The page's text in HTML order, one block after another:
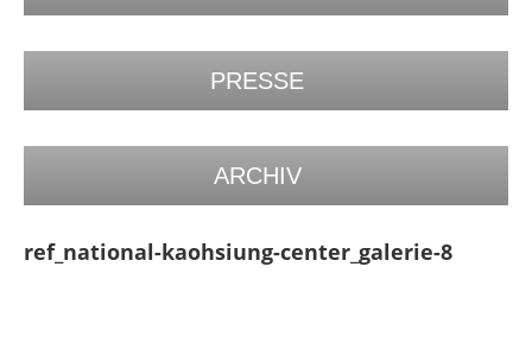
PRESSE
ARCHIV
ref_national-kaohsiung-center_galerie-8